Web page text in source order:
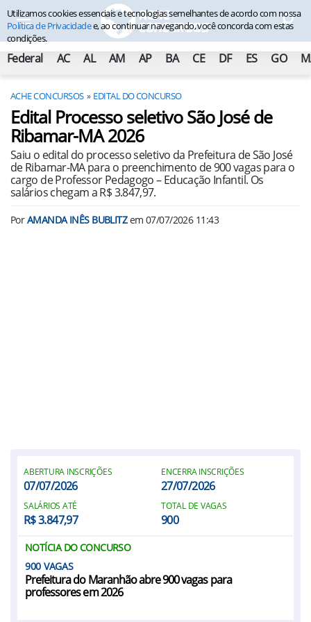
Federal AC AL AM AP BA CE DF ES GO
ACHE CONCURSOS EDITAL DO CONCURSO
Edital Processo seletivo São José de
Ribamar-MA 2026
Saiu o edital do processo seletivo da Prefeitura de São José
de Ribamar-MA para o preenchimento de 900 vagas para o
cargo de Professor Pedagogo – Educação Infantil. Os
salários chegam a R$ 3.847,97.
PorAMANDA INÊS BUBLITZem 07/07/2026 11:43
ABERTURA INSCRIÇÕES
07/07/2026
ENCERRA INSCRIÇÕES
27/07/2026
SALÁRIOS ATÉ
R$ 3.847,97
TOTAL DE VAGAS
900
NOTÍCIA DO CONCURSO
900
Prefeitura do Maranhão abre 900 vagas para
professores em 2026
Utilizamos cookies essenciais e tecnologias semelhantes de acordo com nossa
Política de Privacidadee, ao continuar navegando, você concorda com estas
condições.